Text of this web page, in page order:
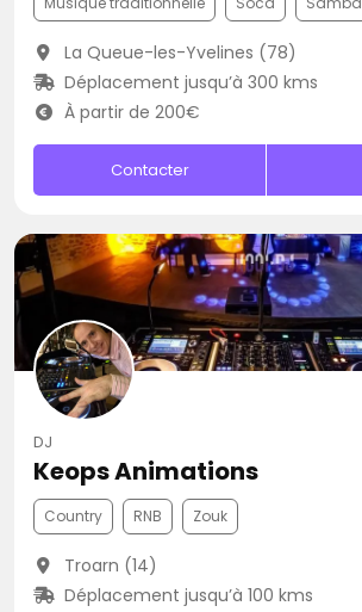
La Queue-les-Yvelines (78)
Déplacement jusqu’à 300 kms
À partir de 200€
Contacter
DJ
Keops Animations
Country RNB Zouk
Troarn (14)
Déplacement jusqu’à 100 kms